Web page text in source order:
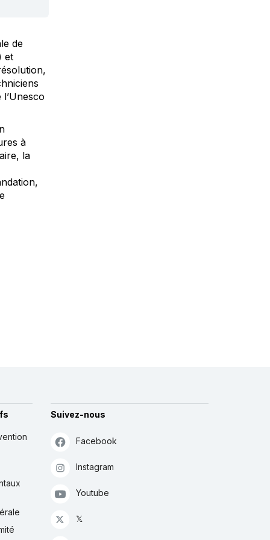
de
et
à
la
Suivez-nous
Facebook
Instagram
Youtube
𝕏